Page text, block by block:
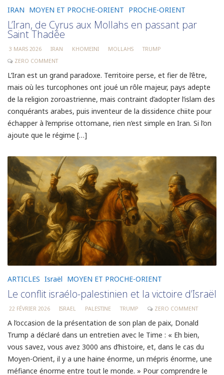
IRAN MOYEN ET PROCHE-ORIENT PROCHE-ORIENT
L’Iran, de Cyrus aux Mollahs en passant par
Saint Thadée
3 MARS 2026 IRAN KHOMEINI MOLLAHS
TRUMP
ZERO COMMENT
L’Iran est un grand paradoxe. Territoire perse, et fier de l’être,
mais où les turcophones ont joué un rôle majeur, pays adepte
de la religion zoroastrienne, mais contraint d’adopter l’islam des
conquérants arabes, puis inventeur de la dissidence chiite pour
échapper à l’emprise ottomane, rien n’est simple en Iran. Si l’on
ajoute que le régime […]
ARTICLES Israël MOYEN ET PROCHE-ORIENT
Le conflit israélo-palestinien et la victoire d’Israël
22 FÉVRIER 2026 ISRAEL PALESTINE TRUMP ZERO COMMENT
A l’occasion de la présentation de son plan de paix, Donald
Trump a déclaré dans un entretien avec le Time : « Eh bien,
vous savez, vous avez 3000 ans d’histoire, et, dans le cas du
Moyen-Orient, il y a une haine énorme, un mépris énorme, une
méfiance énorme entre tout le monde. » Pour comprendre le